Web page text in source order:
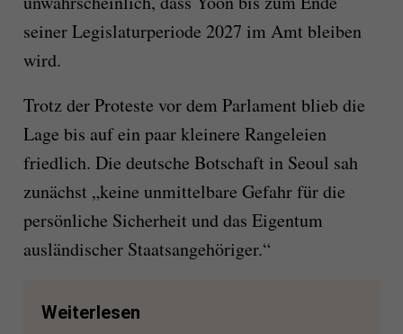
seiner Legislaturperiode 2027 im Amt bleiben
wird.
Trotz der Proteste vor dem Parlament blieb die
Lage bis auf ein paar kleinere Rangeleien
friedlich. Die deutsche Botschaft in Seoul sah
zunächst „keine unmittelbare Gefahr für die
persönliche Sicherheit und das Eigentum
ausländischer Staatsangehöriger.“
Weiterlesen